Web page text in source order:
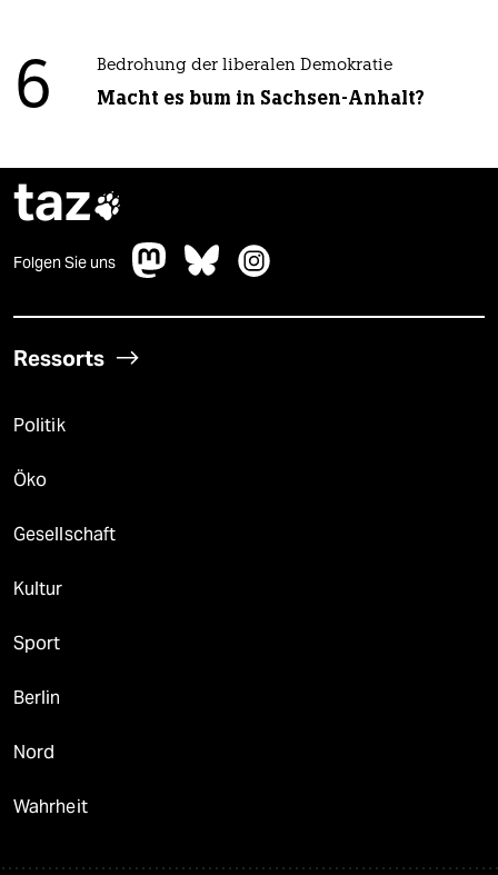
6 Bedrohung der liberalen Demokratie
Macht es bum in Sachsen-Anhalt?
taz
Folgen Sie uns
Ressorts
Politik
Öko
Gesellschaft
Kultur
Sport
Berlin
Nord
Wahrheit